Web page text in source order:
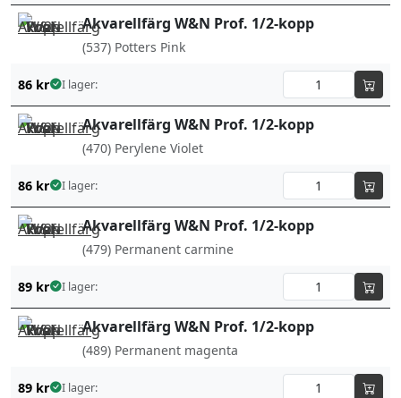
Akvarellfärg W&N Prof. 1/2-kopp
(537) Potters Pink
86 kr I lager:
Akvarellfärg W&N Prof. 1/2-kopp
(470) Perylene Violet
86 kr I lager:
Akvarellfärg W&N Prof. 1/2-kopp
(479) Permanent carmine
89 kr I lager:
Akvarellfärg W&N Prof. 1/2-kopp
(489) Permanent magenta
89 kr I lager: